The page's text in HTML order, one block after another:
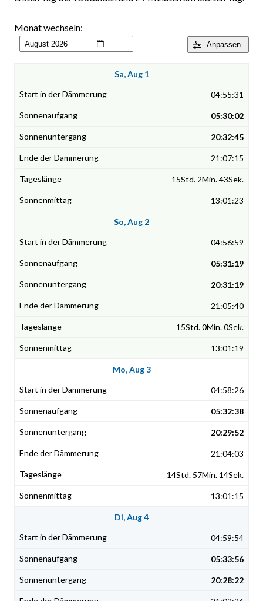
Anpassen
Monat wechseln:
Sa, Aug 1
04:55:31
05:30:02
20:32:45
21:07:15
15Std. 2Min. 43Sek.
13:01:23
So, Aug 2
04:56:59
05:31:19
20:31:19
21:05:40
15Std. 0Min. 0Sek.
13:01:19
Mo, Aug 3
04:58:26
05:32:38
20:29:52
21:04:03
14Std. 57Min. 14Sek.
13:01:15
Di, Aug 4
04:59:54
05:33:56
20:28:22